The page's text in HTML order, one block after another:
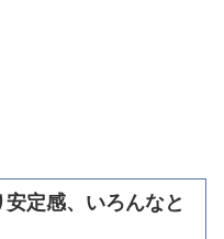
定感、いろんなと